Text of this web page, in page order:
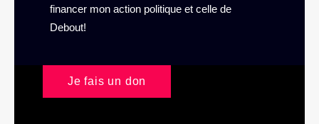
financer mon action politique et celle de
Debout!
Je fais un don